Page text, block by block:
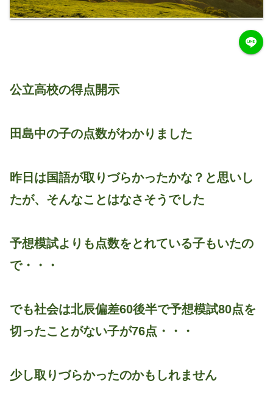
公立高校の得点開示
田島中の子の点数がわかりました
昨日は国語が取りづらかったかな？と思いし
たが、そんなことはなさそうでした
予想模試よりも点数をとれている子もいたの
で・・・
でも社会は北辰偏差60後半で予想模試80点を
切ったことがない子が76点・・・
少し取りづらかったのかもしれません